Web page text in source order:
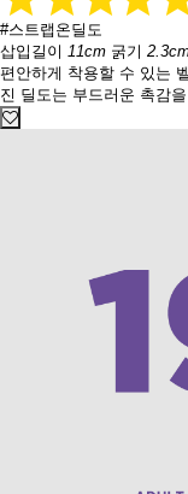
#스트랩온딜도
삽입길이 11cm 굵기
편안하게 착용할 수 있는
진 딜도는 부드러운 촉감